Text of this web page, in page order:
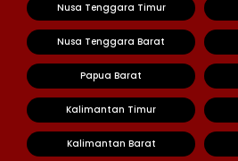
Nusa Tenggara Timur
Nusa Tenggara Barat
Papua Barat
Kalimantan Timur
Kalimantan Barat